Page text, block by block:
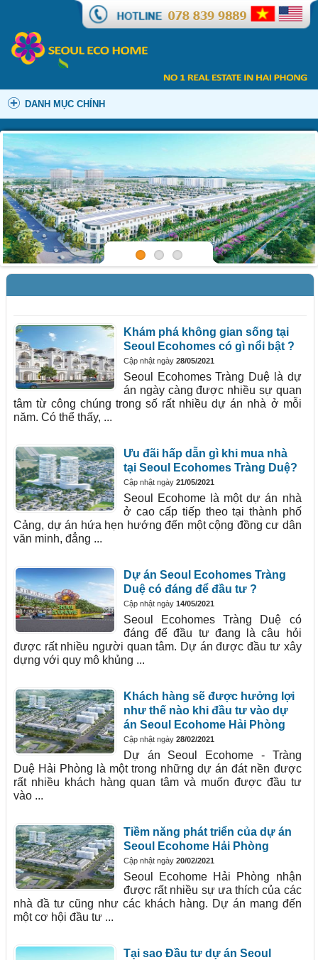
DANH MỤC CHÍNH
Khám phá không gian sống tại
Seoul Ecohomes có gì nổi bật ?
Cập nhật ngày 28/05/2021
Seoul Ecohomes Tràng Duệ là dự
án ngày càng được nhiều sự quan
tâm từ công chúng trong số rất nhiều dự án nhà ở mỗi
năm. Có thể thấy, ...
Ưu đãi hấp dẫn gì khi mua nhà
tại Seoul Ecohomes Tràng Duệ?
Cập nhật ngày 21/05/2021
Seoul Ecohome là một dự án nhà
ở cao cấp tiếp theo tại thành phố
Cảng, dự án hứa hẹn hướng đến một cộng đồng cư dân
văn minh, đẳng ...
Dự án Seoul Ecohomes Tràng
Duệ có đáng để đầu tư ?
Cập nhật ngày 14/05/2021
Seoul Ecohomes Tràng Duệ có
đáng để đầu tư đang là câu hỏi
được rất nhiều người quan tâm. Dự án được đầu tư xây
dựng với quy mô khủng ...
Khách hàng sẽ được hưởng lợi
như thế nào khi đầu tư vào dự
án Seoul Ecohome Hải Phòng
Cập nhật ngày 28/02/2021
Dự án Seoul Ecohome - Tràng
Duệ Hải Phòng là một trong những dự án đát nền được
rất nhiều khách hàng quan tâm và muốn được đầu tư
vào ...
Tiềm năng phát triển của dự án
Seoul Ecohome Hải Phòng
Cập nhật ngày 20/02/2021
Seoul Ecohome Hải Phòng nhận
được rất nhiều sự ưa thích của các
nhà đầ tư cũng như các khách hàng. Dự án mang đến
một cơ hội đầu tư ...
Tại sao Đầu tư dự án Seoul